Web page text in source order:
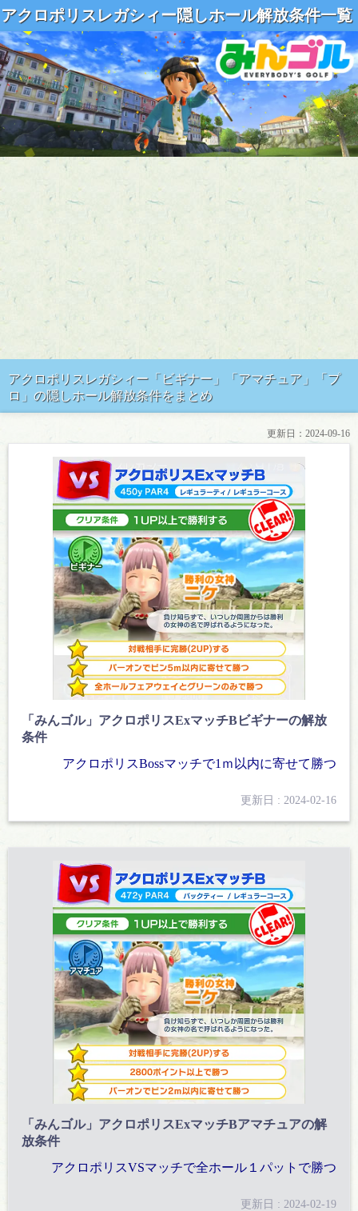
アクロポリスレガシィー隠しホール解放条件一覧
アクロポリスレガシィー「ビギナー」「アマチュア」「プ
ロ」の隠しホール解放条件をまとめ
更新日： 2024-09-16
「みんゴル」アクロポリスExマッチBビギナーの解放
条件
アクロポリスBossマッチで1ｍ以内に寄せて勝つ
更新日 : 2024-02-16
「みんゴル」アクロポリスExマッチBアマチュアの解
放条件
アクロポリスVSマッチで全ホール１パットで勝つ
更新日 : 2024-02-19